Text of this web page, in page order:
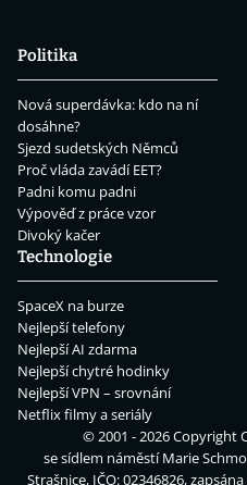
Politika
Nová superdávka: kdo na ní
dosáhne?
Sjezd sudetských Němců
Proč vláda zavádí EET?
Padni komu padni
Výpověď z práce vzor
Divoký kačer
Technologie
SpaceX na burze
Nejlepší telefony
Nejlepší AI zdarma
Nejlepší chytré hodinky
Nejlepší VPN – srovnání
Netflix filmy a seriály
© 2001 - 2026 Copyright
se sídlem náměstí Marie
Strašnice, IČO: 02346826,